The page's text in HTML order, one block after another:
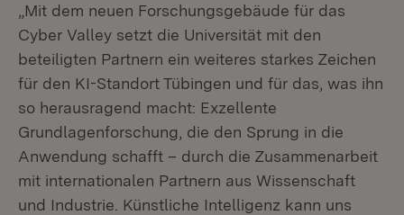
„Mit dem neuen Forschungsgebäude für das
Cyber Valley setzt die Universität mit den
beteiligten Partnern ein weiteres starkes Zeichen
für den KI-Standort Tübingen und für das, was ihn
so herausragend macht: Exzellente
Grundlagenforschung, die den Sprung in die
Anwendung schafft – durch die Zusammenarbeit
mit internationalen Partnern aus Wissenschaft
und Industrie. Künstliche Intelligenz kann uns